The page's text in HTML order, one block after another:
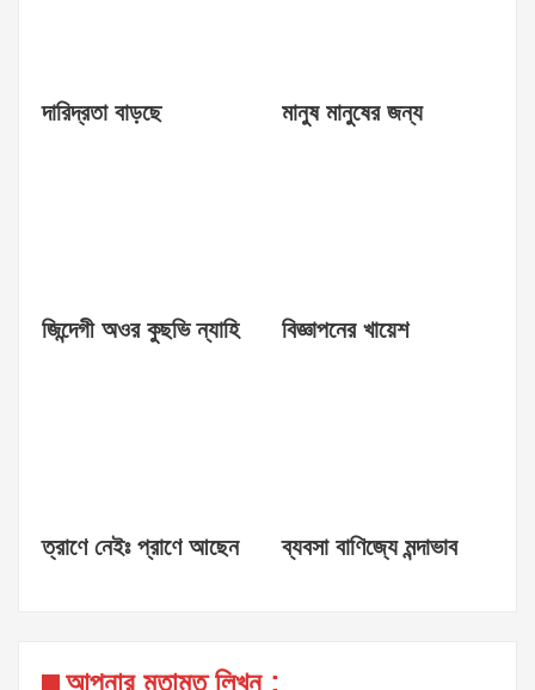
দারিদ্রতা বাড়ছে মানুষ মানুষের জন্য
জিন্দেগী অওর কুছভি ন্যাহি বিজ্ঞাপনের খায়েশ
ত্রাণে নেইঃ প্রাণে আছেন ব্যবসা বাণিজ্যে মন্দাভাব